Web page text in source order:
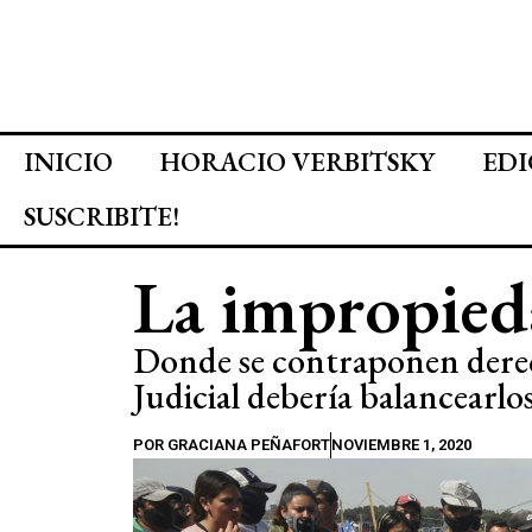
INICIO HORACIO VERBITSKY
SUSCRIBITE!
La
Donde se contraponen
Judicial debería
POR GRACIANA PEÑAFORTNOVIEMBRE 1, 2020